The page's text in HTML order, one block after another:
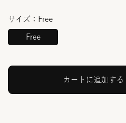
サイズ：Free
Free
カートに追加する